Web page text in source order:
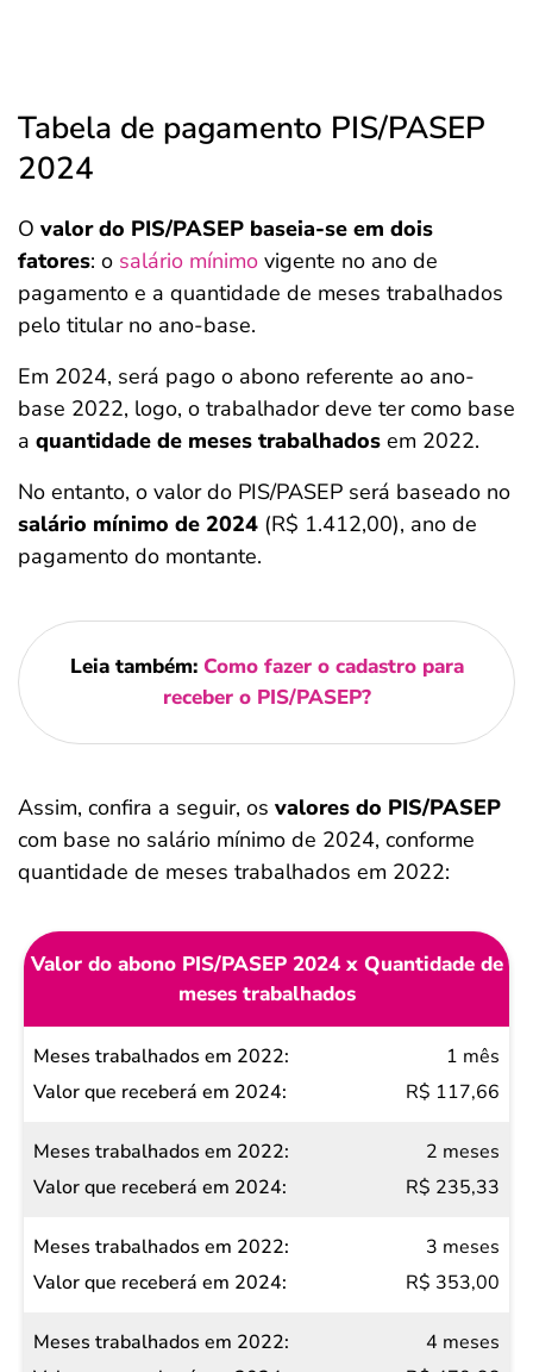
Tabela de pagamento PIS/PASEP
2024
O valor do PIS/PASEP baseia-se em dois
fatores: o salário mínimo vigente no ano de
pagamento e a quantidade de meses trabalhados
pelo titular no ano-base.
Em 2024, será pago o abono referente ao ano-
base 2022, logo, o trabalhador deve ter como base
a quantidade de meses trabalhados em 2022.
No entanto, o valor do PIS/PASEP será baseado no
salário mínimo de 2024 (R$ 1.412,00), ano de
pagamento do montante.
Leia também:Como fazer o cadastro para
receber o PIS/PASEP?
Assim, confira a seguir, os valores do PIS/PASEP
com base no salário mínimo de 2024, conforme
quantidade de meses trabalhados em 2022:
Valor do abono PIS/PASEP 2024 x Quantidade de
meses trabalhados
Meses
trabalhados
Valor
que
receberá
em 2024
1 mês
R$ 117,66
2 meses
R$ 235,33
3 meses
R$ 353,00
4 meses